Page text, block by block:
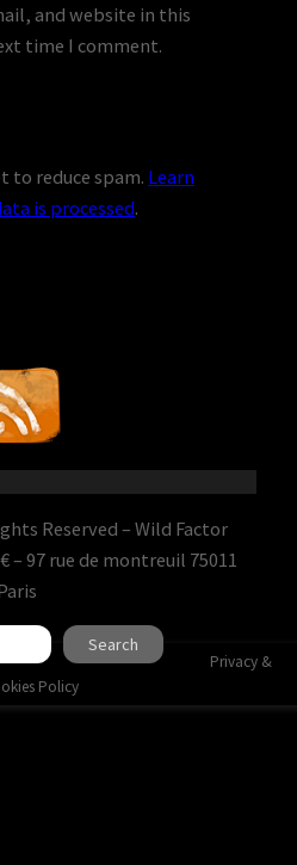
and website in this
time I comment.
to reduce spam. Learn
is processed.
Reserved – Wild Factor
– 97 rue de montreuil 75011
Search
Privacy &
Policy